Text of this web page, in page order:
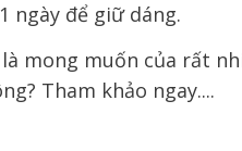
ngày để giữ dáng.